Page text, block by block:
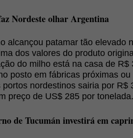
Nordeste olhar Argentina
alcançou patamar tão elevado
dos valores do produto
do milho está na casa de R$
posto em fábricas próximas
nordestinos sairia por R$
preço de US$ 285 por tonelada.
de Tucumán investirá em